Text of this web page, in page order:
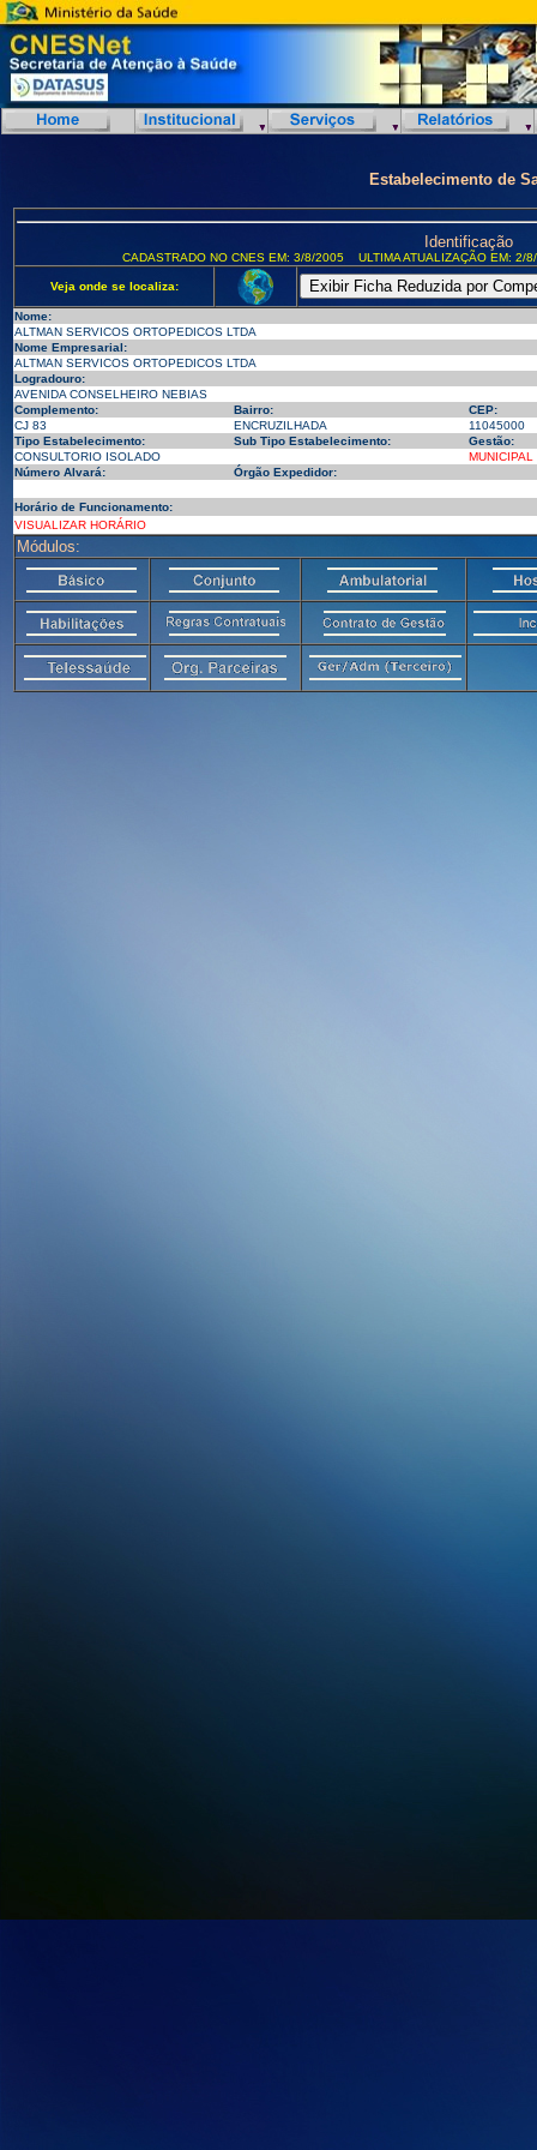
Estabelecimento de
Identificação
CADASTRADO NO CNES EM: 3/8/2005 ULTIMA ATUALIZAÇÃO EM:
Veja onde se localiza:
Nome:
ALTMAN SERVICOS ORTOPEDICOS LTDA
Nome Empresarial:
ALTMAN SERVICOS ORTOPEDICOS LTDA
Logradouro:
AVENIDA CONSELHEIRO NEBIAS
Complemento:
Bairro:
CEP:
CJ 83
ENCRUZILHADA
11045000
Tipo Estabelecimento:
Sub Tipo Estabelecimento:
Gestão:
CONSULTORIO ISOLADO
MUNICIPAL
Número Alvará:
Órgão Expedidor:
Horário de Funcionamento:
VISUALIZAR HORÁRIO
Módulos: